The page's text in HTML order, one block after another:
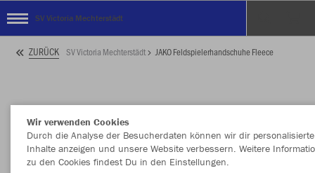
SV Victoria Mechterstädt
ZURÜCK SV Victoria Mechterstädt JAKO Feldspielerhandschuhe Fleece
Wir verwenden Cookies
Durch die Analyse der Besucherdaten können wir dir personalisierte
Inhalte anzeigen und unsere Website verbessern. Weitere
zu den Cookies findest Du in den Einstellungen.